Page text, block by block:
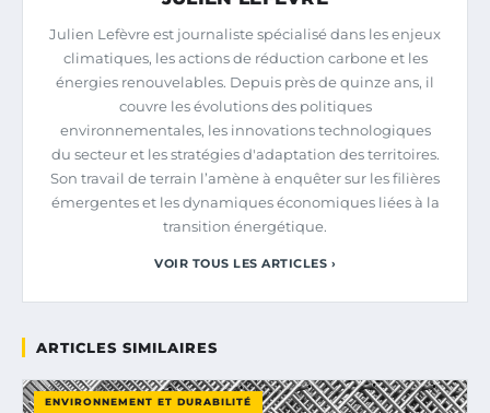
Julien Lefèvre est journaliste spécialisé dans les enjeux
climatiques, les actions de réduction carbone et les
énergies renouvelables. Depuis près de quinze ans, il
couvre les évolutions des politiques
environnementales, les innovations technologiques
du secteur et les stratégies d'adaptation des territoires.
Son travail de terrain l’amène à enquêter sur les filières
émergentes et les dynamiques économiques liées à la
transition énergétique.
VOIR TOUS LES ARTICLES ›
ARTICLES SIMILAIRES
ENVIRONNEMENT ET DURABILITÉ